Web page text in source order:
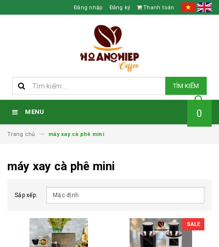
Đăng nhập Đăng ký Thanh toán
TÌM KIẾM
MENU 0
Trang chủ máy xay cà phê mini
máy xay cà phê mini
Sắp xếp:
SALE